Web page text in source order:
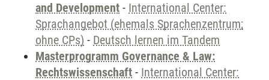
and Development - International Center:
Sprachangebot (ehemals Sprachenzentrum;
ohne CPs) - Deutsch lernen im Tandem
Masterprogramm Governance & Law:
Rechtswissenschaft - International Center: